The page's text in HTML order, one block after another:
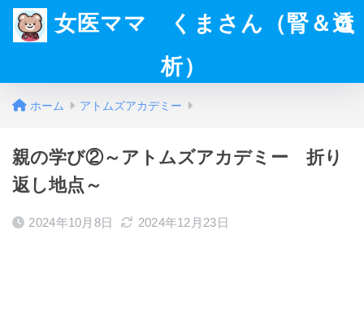
女医ママ くまさん（腎＆透
析）
ホーム アトムズアカデミー
親の学び②～アトムズアカデミー 折り
返し地点～
2024年10月8日 2024年12月23日